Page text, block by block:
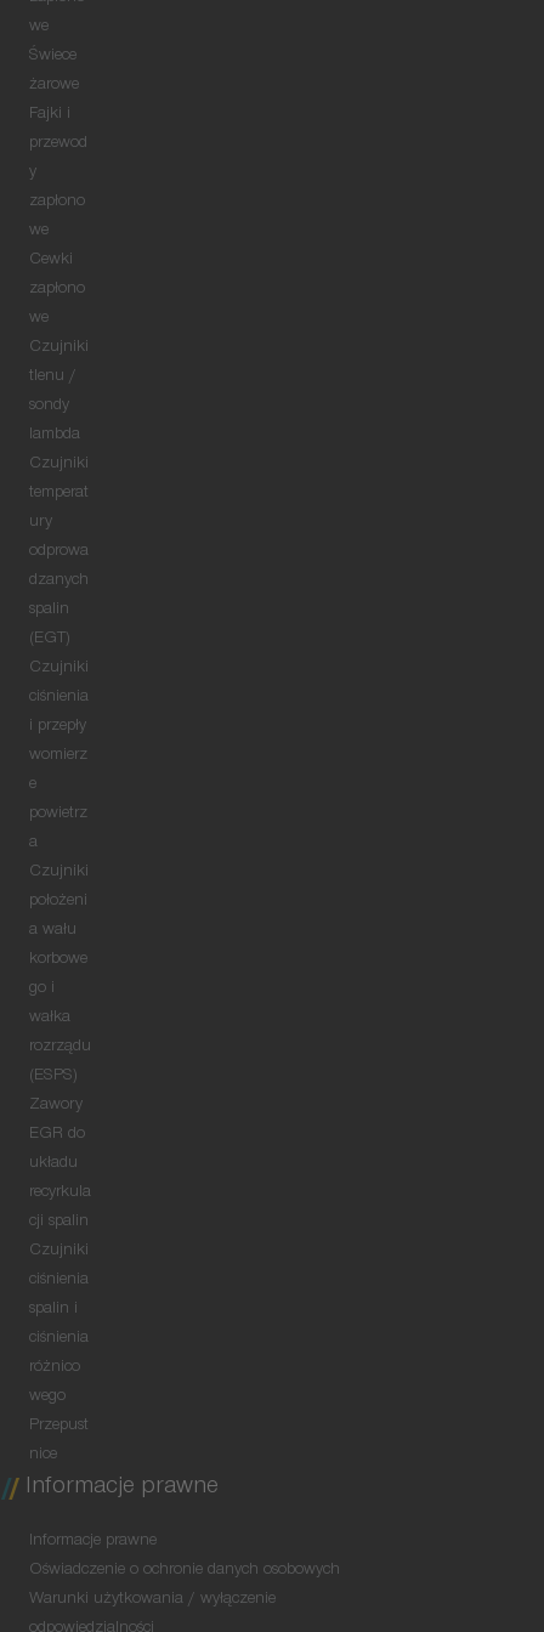
we
Świece
żarowe
Fajki i
przewod
y
zapłono
we
Cewki
zapłono
we
Czujniki
tlenu /
sondy
lambda
Czujniki
temperat
ury
odprowa
dzanych
spalin
(EGT)
Czujniki
ciśnienia
i przepły
womierz
e
powietrz
a
Czujniki
położeni
a wału
korbowe
go i
wałka
rozrządu
(ESPS)
Zawory
EGR do
układu
recyrkula
cji spalin
Czujniki
ciśnienia
spalin i
ciśnienia
różnico
wego
Przepust
nice
Informacje prawne
Informacje prawne
Oświadczenie o ochronie danych osobowych
Warunki użytkowania / wyłączenie